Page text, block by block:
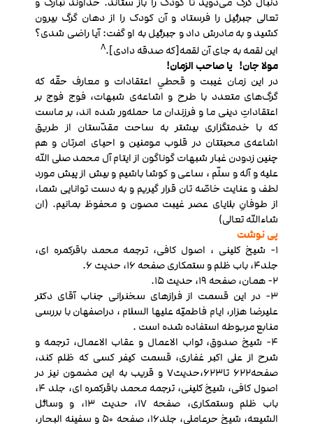
تعالی جبرئیل را فرستاد و آن کودک را از دهان گرگ بیرون
کشید و به مادرش داد و جبرئیل به او گفت: آیا راضی شدی؟
این لقمه به جای آن لقمه[که صدقه دادی].8
مولا جان! یا صاحب الزمان!
در این زمان غیبت و قحطیِ اعتقادات و معارف حقّه که
گرگ‌های متعدد با طرح و اشاعه‌ی شبهات، فوج فوج بر
اعتقاداتِ دینی ما و فرزندان ما حمله‌ور شده اند، بر ماست
که با خدمتگزاری بیشتر به ساحت مقدّستان از طریق
اشاعه‌ی محبتتان در قلوب مومنین و احیای امرتان و هم
چنین زدودن غبار شبهات گوناگون از ایتام آل محمد صلی الله
علیه و آله و سلّم ، ساعی و کوشا باشیم و بیش از پیش مورد
لطف و عنایت خاصّه تان قرار گیریم و به دست توانایی شما،
از طوفانِ بلایای عصر غیبت مصون و محفوظ بمانیم. (ان
شاءالله تعالی)
پی نوشت
1- شیخ کلینی ، اصول کافی، ترجمه محمد باقرکمره ای،
جلد4، باب ظلم و ستمکاری صفحه 16، حدیث 6.
2- همان، صفحه 19، حدیث 15.
3- در این قسمت از فرازهای سخنرانی جناب آقای دکتر
علیرضا هزار، ایام فاطمیّه علیها السلام ، دراصفهان با بررسی
منابع مربوطه استفاده شده است .
4- شیخ صدوق، ثواب الاعمال و عقاب الاعمال، ترجمه و
شرح از علی اکبر غفاری، قسمت کیفر کسی که ظلم کند،
صفحه622 تا623،حدیث7 و قریب به این مضمون نیز در
اصول کافی، شیخ کلینی، ترجمه محمد باقرکمره ای، جلد 4،
باب ظلم وستمکاری، صفحه 17، حدیث 13، و وسائل
الشیعه، شیخ حرعاملی، جلد16، صفحه 50 و سفینه البحار،